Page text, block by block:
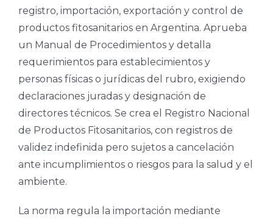
registro, importación, exportación y control de
productos fitosanitarios en Argentina. Aprueba
un Manual de Procedimientos y detalla
requerimientos para establecimientos y
personas físicas o jurídicas del rubro, exigiendo
declaraciones juradas y designación de
directores técnicos. Se crea el Registro Nacional
de Productos Fitosanitarios, con registros de
validez indefinida pero sujetos a cancelación
ante incumplimientos o riesgos para la salud y el
ambiente.
La norma regula la importación mediante